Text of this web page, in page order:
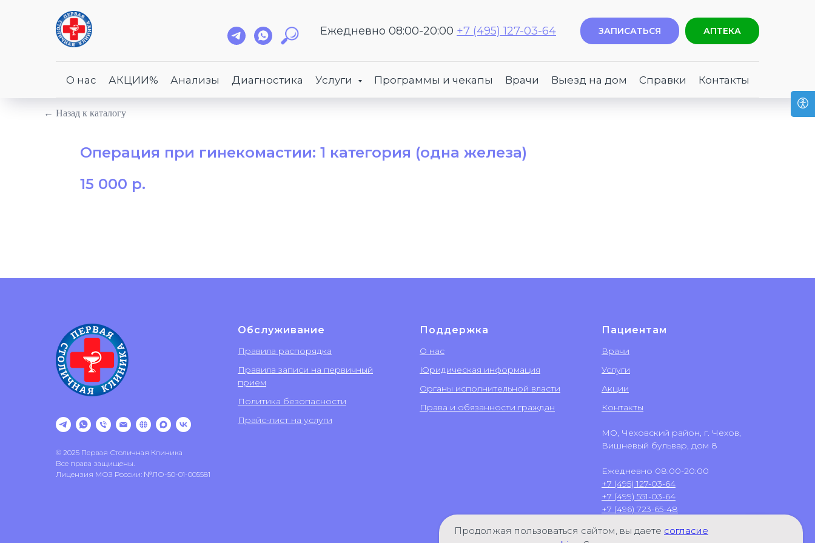
Ежедневно 08:00-20:00 +7 (495) 127-03-64 ЗАПИСАТЬСЯ АПТЕКА
О нас АКЦИИ% Анализы Диагностика Услуги Программы и чекапы Врачи Выезд на дом Справки Контакты
Продолжая пользоваться сайтом, вы даете согласие
← Назад к каталогу
Операция при гинекомастии: 1 категория (одна железа)
15 000 р.
© 2025 Первая Столичная Клиника
Все права защищены.
Лицензия МОЗ России: №ЛО-50-01-005581
Обслуживание
Правила распорядка
Правила записи на первичный
прием
Политика безопасности
Прайс-лист на услуги
Поддержка
О нас
Юридическая информация
Органы исполнительной власти
Права и обязанности граждан
Пациентам
Врачи
Услуги
Акции
Контакты
МО, Чеховский район, г. Чехов,
Вишневый бульвар, дом 8
Ежедневно 08:00-20:00
+7 (495) 127-03-64
+7 (499) 551-03-64
+7 (496) 723-65-48